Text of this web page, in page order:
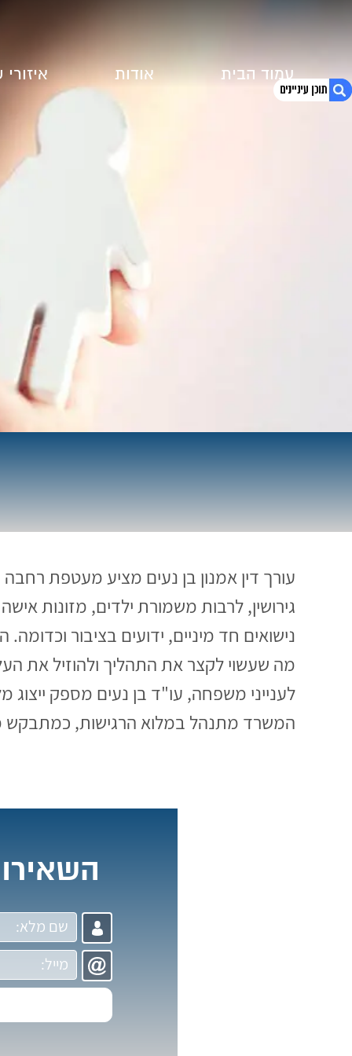
עמוד הבית אודות
עורך דין אמנון בן נעים מציע מעטפת
גירושין, לרבות משמורת ילדים, מזונות
נישואים חד מיניים, ידועים בציבור
מה שעשוי לקצר את התהליך ולהוזיל את
לענייני משפחה, עו"ד בן נעים מספק ייצוג
המשרד מתנהל במלוא הרגישות, כמתבקש